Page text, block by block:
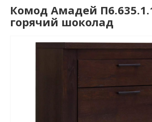
Комод Амадей
горячий шоколад